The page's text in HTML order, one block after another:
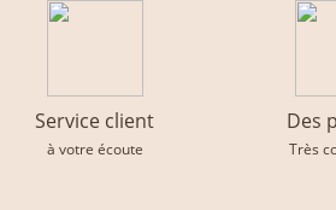
Service client
à votre écoute
Des
Très